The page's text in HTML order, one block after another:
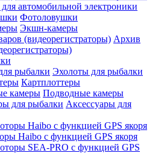
автомобильной электроники
Фотоловушки
Экшн-камеры
Архив
Эхолоты для рыбалки
Картплоттеры
Подводные камеры
Аксессуары для
Haibo с функцией GPS якоря